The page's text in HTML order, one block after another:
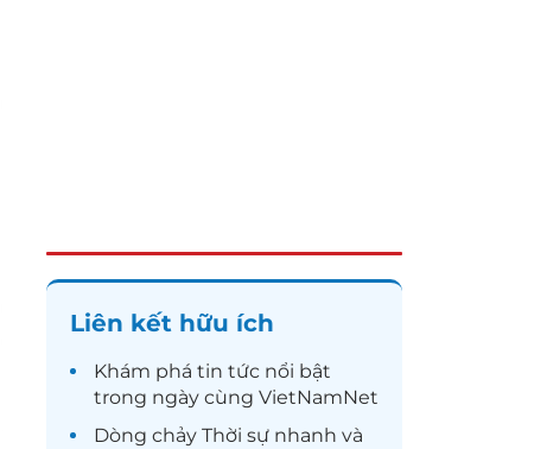
Liên kết hữu ích
Khám phá tin tức nổi bật
trong ngày cùng VietNamNet
Dòng chảy Thời sự nhanh và